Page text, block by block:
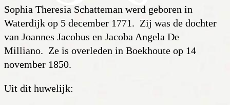
Sophia Theresia Schatteman werd geboren in
Waterdijk op 5 december 1771. Zij was de dochter
van Joannes Jacobus en Jacoba Angela De
Milliano. Ze is overleden in Boekhoute op 14
november 1850.
Uit dit huwelijk: